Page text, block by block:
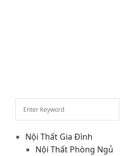
Nội Thất Gia Đình
Nội Thất Phòng Ngủ